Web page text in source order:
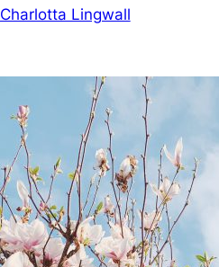
Charlotta Lingwall